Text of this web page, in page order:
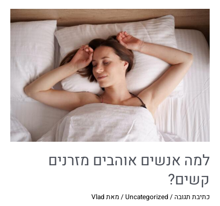
למה אנשים אוהבים מזרנים
קשים?
כתיבת תגובה /
Uncategorized / מאת Vlad